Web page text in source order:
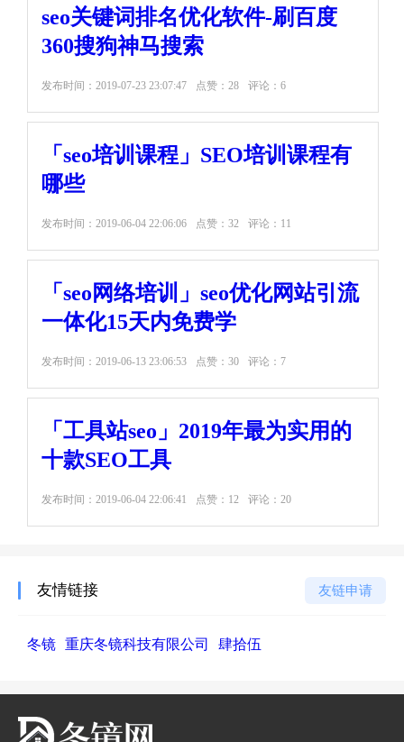
seo关键词排名优化软件-刷百度
360搜狗神马搜索
发布时间： 2019-07-23 23:07:47 点赞：28 评论：6
「seo培训课程」SEO培训课程有
哪些
发布时间： 2019-06-04 22:06:06 点赞：32 评论：11
「seo网络培训」seo优化网站引流
一体化15天内免费学
发布时间： 2019-06-13 23:06:53 点赞：30 评论：7
「工具站seo」2019年最为实用的
十款SEO工具
发布时间： 2019-06-04 22:06:41 点赞：12 评论：20
友情链接 友链申请
冬镜 重庆冬镜科技有限公司 肆拾伍